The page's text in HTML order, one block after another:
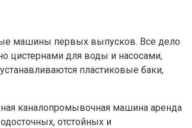
машины первых выпусков. Все дело
цистернами для воды и насосами,
пластиковые баки,
каналопромывочная машина аренда
отстойных и